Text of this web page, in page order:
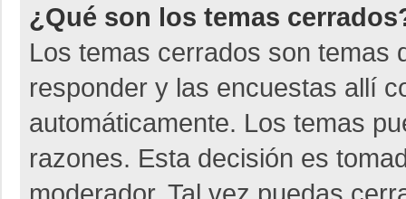
¿Qué son los temas
Los temas cerrados son temas
responder y las encuestas allí
automáticamente. Los temas
razones. Esta decisión es
moderador. Tal vez puedas